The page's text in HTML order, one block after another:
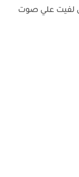
لفيت علي صوت